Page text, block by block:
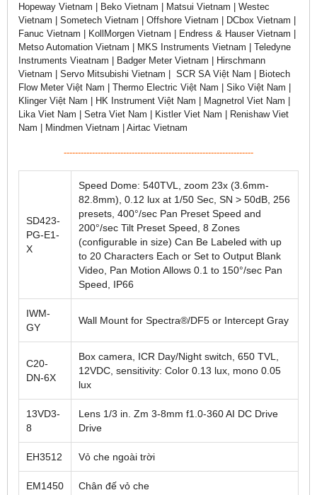
Hopeway Vietnam | Beko Vietnam | Matsui Vietnam | Westec
Vietnam | Sometech Vietnam | Offshore Vietnam | DCbox Vietnam |
Fanuc Vietnam | KollMorgen Vietnam | Endress & Hauser Vietnam |
Metso Automation Vietnam | MKS Instruments Vietnam | Teledyne
Instruments Vieatnam | Badger Meter Vietnam | Hirschmann
Vietnam | Servo Mitsubishi Vietnam | SCR SA Việt Nam | Biotech
Flow Meter Việt Nam | Thermo Electric Việt Nam | Siko Việt Nam |
Klinger Việt Nam | HK Instrument Việt Nam | Magnetrol Viet Nam |
Lika Viet Nam | Setra Viet Nam | Kistler Viet Nam | Renishaw Viet
Nam | Mindmen Vietnam | Airtac Vietnam
-------------------------------------------------------------------
SD423-
PG-E1-
X
Speed Dome: 540TVL, zoom 23x (3.6mm-
82.8mm), 0.12 lux at 1/50 Sec, SN > 50dB, 256
presets, 400°/sec Pan Preset Speed and
200°/sec Tilt Preset Speed, 8 Zones
(configurable in size) Can Be Labeled with up
to 20 Characters Each or Set to Output Blank
Video, Pan Motion Allows 0.1 to 150°/sec Pan
Speed, IP66
IWM-
GY
Wall Mount for Spectra®/DF5 or Intercept Gray
C20-
DN-6X
Box camera, ICR Day/Night switch, 650 TVL,
12VDC, sensitivity: Color 0.13 lux, mono 0.05
lux
13VD3-
8
Lens 1/3 in. Zm 3-8mm f1.0-360 AI DC Drive
Drive
EH3512 Vỏ che ngoài trời
EM1450 Chân đế vỏ che